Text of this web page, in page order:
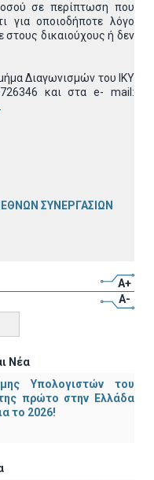
σε περίπτωση που
για οποιοδήποτε λόγο
στους δικαιούχους ή δεν
Διαγωνισμών του ΙΚΥ
και στα e- mail:
ΣΥΝΕΡΓΑΣΙΩΝ
A+
A-
Νέα
Υπολογιστών του
πρώτο στην Ελλάδα
το 2026!